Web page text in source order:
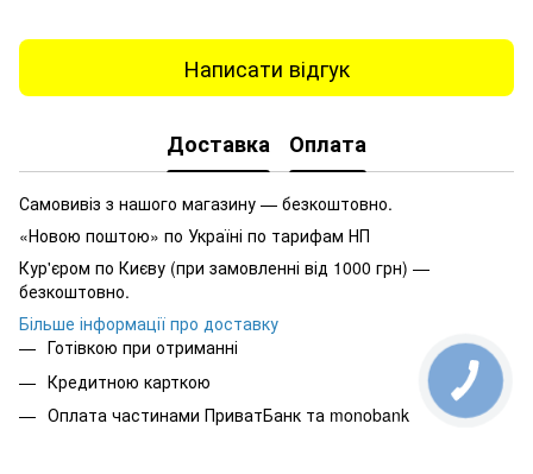
Написати відгук
Доставка Оплата
Самовивіз з нашого магазину — безкоштовно.
«Новою поштою» по Україні по тарифам НП
Кур'єром по Києву (при замовленні від 1000 грн) —
безкоштовно.
Більше інформації про доставку
Готівкою при отриманні
Кредитною карткою
Оплата частинами ПриватБанк та monobank